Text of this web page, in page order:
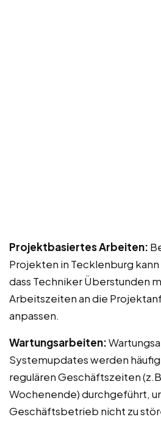
Projektbasiertes Arbeiten:
Projekten in Tecklenburg
dass Techniker Überstunden
Arbeitszeiten an die
anpassen.
Wartungsarbeiten:
Systemupdates werden
regulären Geschäftszeiten
Wochenende) durchgeführt,
Geschäftsbetrieb nicht zu